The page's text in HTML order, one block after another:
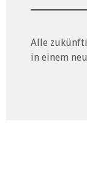
Alle
in einem